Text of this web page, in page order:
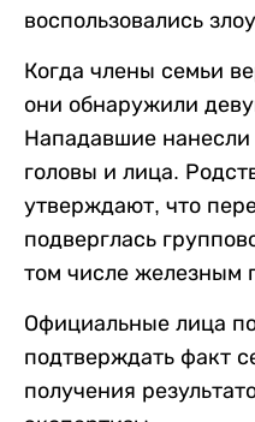
воспользовались
Когда члены семьи
они обнаружили
Нападавшие
головы и лица.
утверждают, что
подверглась
том числе железным
Официальные лица
подтверждать факт
получения